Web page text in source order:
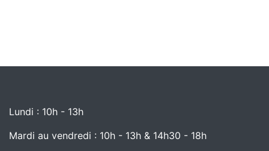
Lundi : 10h - 13h
Mardi au vendredi : 10h - 13h & 14h30 - 18h